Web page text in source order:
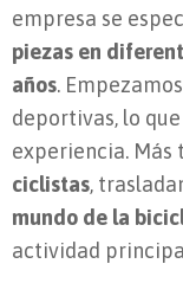
empresa se
piezas en
años.
deportivas, lo
experiencia. Más
ciclistas,
mundo de la
actividad